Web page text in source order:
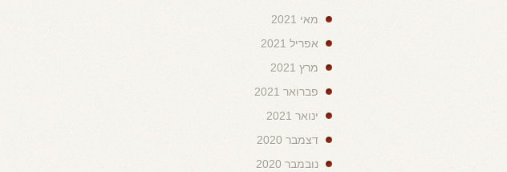
מאי 2021
אפריל 2021
מרץ 2021
פברואר 2021
ינואר 2021
דצמבר 2020
נובמבר 2020